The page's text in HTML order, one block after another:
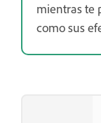
mientras te
como sus